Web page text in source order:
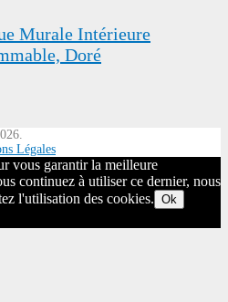
Murale Intérieure
Doré
Légales
vous garantir la meilleure
continuez à utiliser ce dernier, nous
l'utilisation des cookies. Ok